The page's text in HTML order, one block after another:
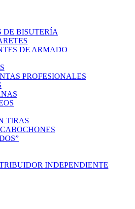
DE BISUTERÍA
DE ARMADO
PROFESIONALES
TIRAS
INDEPENDIENTE